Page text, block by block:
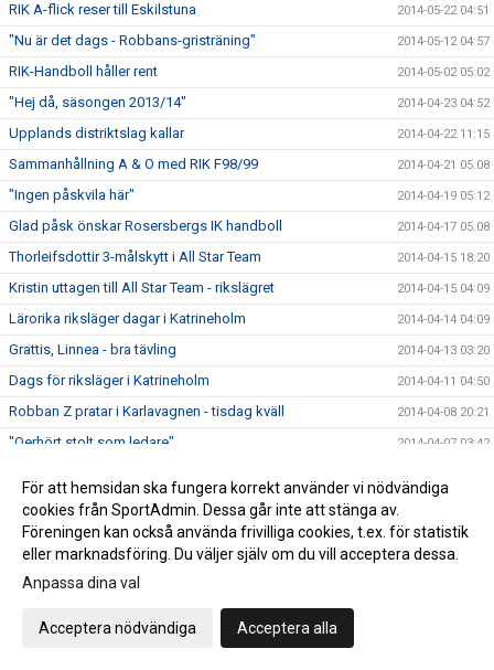
RIK A-flick reser till Eskilstuna 2014-05-22 04:51
"Nu är det dags - Robbans-gristräning" 2014-05-12 04:57
RIK-Handboll håller rent 2014-05-02 05:02
"Hej då, säsongen 2013/14" 2014-04-23 04:52
Upplands distriktslag kallar 2014-04-22 11:15
Sammanhållning A & O med RIK F98/99 2014-04-21 05:08
"Ingen påskvila här" 2014-04-19 05:12
Glad påsk önskar Rosersbergs IK handboll 2014-04-17 05:08
Thorleifsdottir 3-målskytt i All Star Team 2014-04-15 18:20
Kristin uttagen till All Star Team - rikslägret 2014-04-15 04:09
Lärorika riksläger dagar i Katrineholm 2014-04-14 04:09
Grattis, Linnea - bra tävling 2014-04-13 03:20
Dags för riksläger i Katrineholm 2014-04-11 04:50
Robban Z pratar i Karlavagnen - tisdag kväll 2014-04-08 20:21
"Oerhört stolt som ledare" 2014-04-07 03:42
4:e finalen sedan år 2000 för Rosers handboll
Finalschemat med Rosers F99 6 april 2014 2014-04-06 03:56
Rosers F99-lag i final - söndag
Dags för slutspel i Stockholmsserien
Upplandslaget 25-manna trupp officiell
För att hemsidan ska fungera korrekt använder vi nödvändiga
cookies från SportAdmin. Dessa går inte att stänga av.
Föreningen kan också använda frivilliga cookies, t.ex. för statistik
eller marknadsföring. Du väljer själv om du vill acceptera dessa.
Anpassa dina val
Acceptera nödvändiga Acceptera alla